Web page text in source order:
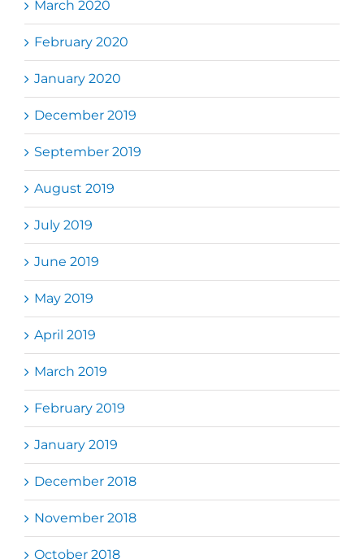
March 2020
February 2020
January 2020
December 2019
September 2019
August 2019
July 2019
June 2019
May 2019
April 2019
March 2019
February 2019
January 2019
December 2018
November 2018
October 2018